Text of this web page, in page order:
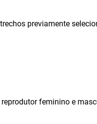
previamente
feminino e